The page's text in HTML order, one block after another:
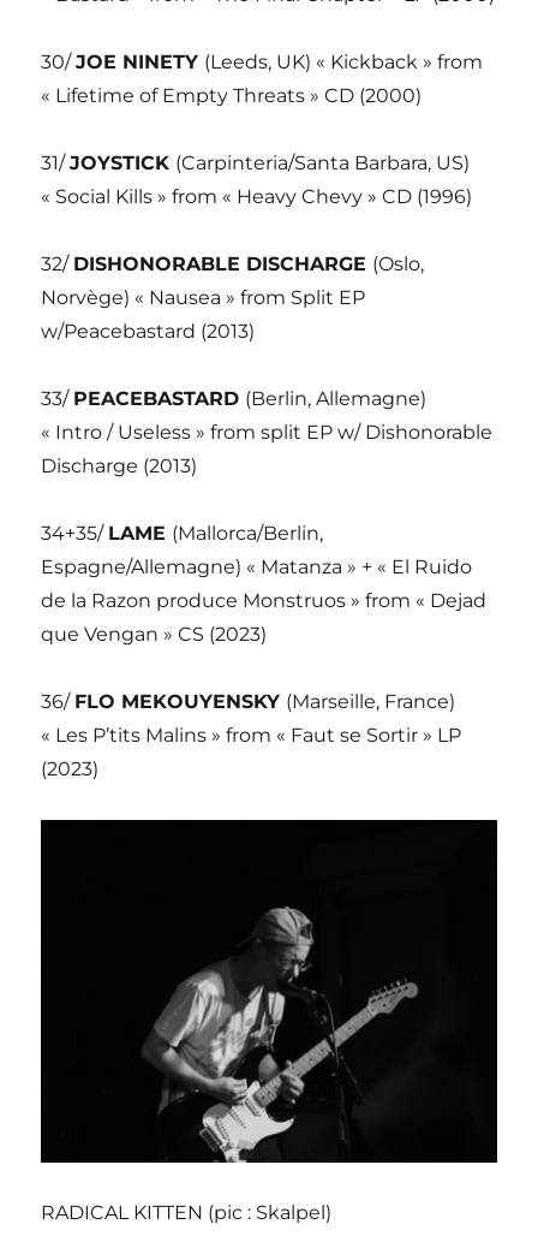
30/JOE NINETY (Leeds, UK) « Kickback » from
« Lifetime of Empty Threats » CD (2000)
31/JOYSTICK (Carpinteria/Santa Barbara, US)
« Social Kills » from « Heavy Chevy » CD (1996)
32/ DISHONORABLE DISCHARGE (Oslo,
Norvège) « Nausea » from Split EP
w/Peacebastard (2013)
33/ PEACEBASTARD (Berlin, Allemagne)
« Intro / Useless » from split EP w/ Dishonorable
Discharge (2013)
34+35/ LAME (Mallorca/Berlin,
Espagne/Allemagne) « Matanza » + « El Ruido
de la Razon produce Monstruos » from « Dejad
que Vengan » CS (2023)
36/ FLO MEKOUYENSKY (Marseille, France)
« Les P’tits Malins » from « Faut se Sortir » LP
(2023)
RADICAL KITTEN (pic : Skalpel)